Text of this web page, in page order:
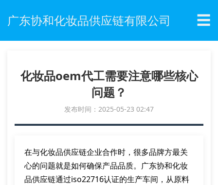
广东协和化妆品供应链有限公司 ☰
化妆品oem代工需要注意哪些核心
问题？
发布时间：2025-05-23 02:47
在与化妆品供应链企业合作时，很多品牌方最关
心的问题就是如何确保产品品质。广东协和化妆
品供应链通过iso22716认证的生产车间，从原料